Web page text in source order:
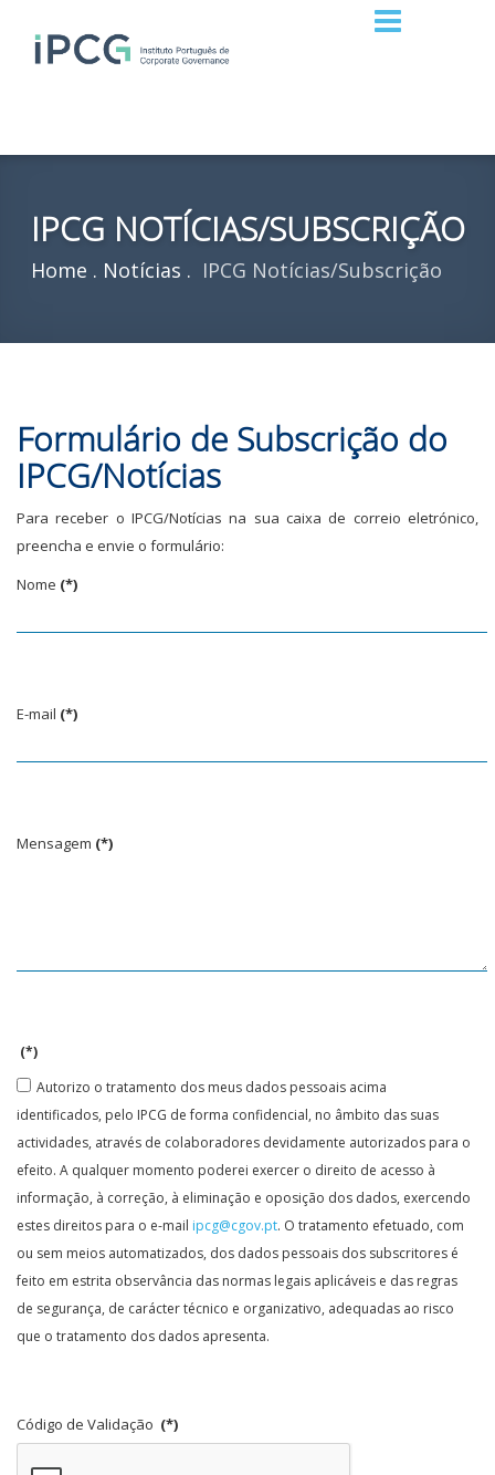
IPCG NOTÍCIAS/SUBSCRIÇÃO
Home Notícias IPCG Notícias/Subscrição
Formulário de Subscrição do
IPCG/Notícias
Para receber o IPCG/Notícias na sua caixa de correio eletrónico,
preencha e envie o formulário:
Nome (*)
E-mail (*)
Mensagem (*)
(*)
Autorizo o tratamento dos meus dados pessoais acima
identificados, pelo IPCG de forma confidencial, no âmbito das suas
actividades, através de colaboradores devidamente autorizados para o
efeito. A qualquer momento poderei exercer o direito de acesso à
informação, à correção, à eliminação e oposição dos dados, exercendo
estes direitos para o e-mail ipcg@cgov.pt. O tratamento efetuado, com
ou sem meios automatizados, dos dados pessoais dos subscritores é
feito em estrita observância das normas legais aplicáveis e das regras
de segurança, de carácter técnico e organizativo, adequadas ao risco
que o tratamento dos dados apresenta.
Código de Validação (*)